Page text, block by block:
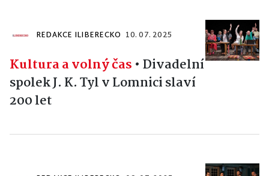
REDAKCE ILIBERECKO 10. 07. 2025
Kultura a volný čas • Divadelní
spolek J. K. Tyl v Lomnici slaví
200 let